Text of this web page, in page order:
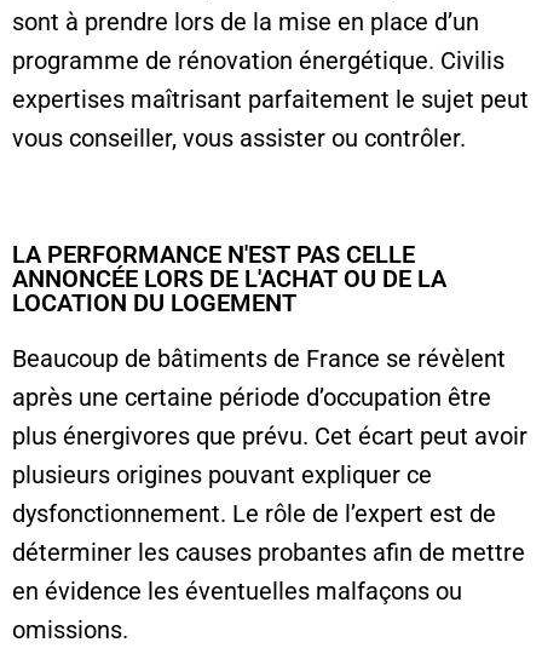
sont à prendre lors de la mise en place d’un
programme de rénovation énergétique. Civilis
expertises maîtrisant parfaitement le sujet peut
vous conseiller, vous assister ou contrôler.
LA PERFORMANCE N'EST PAS CELLE
ANNONCÉE LORS DE L'ACHAT OU DE LA
LOCATION DU LOGEMENT
Beaucoup de bâtiments de France se révèlent
après une certaine période d’occupation être
plus énergivores que prévu. Cet écart peut avoir
plusieurs origines pouvant expliquer ce
dysfonctionnement. Le rôle de l’expert est de
déterminer les causes probantes afin de mettre
en évidence les éventuelles malfaçons ou
omissions.